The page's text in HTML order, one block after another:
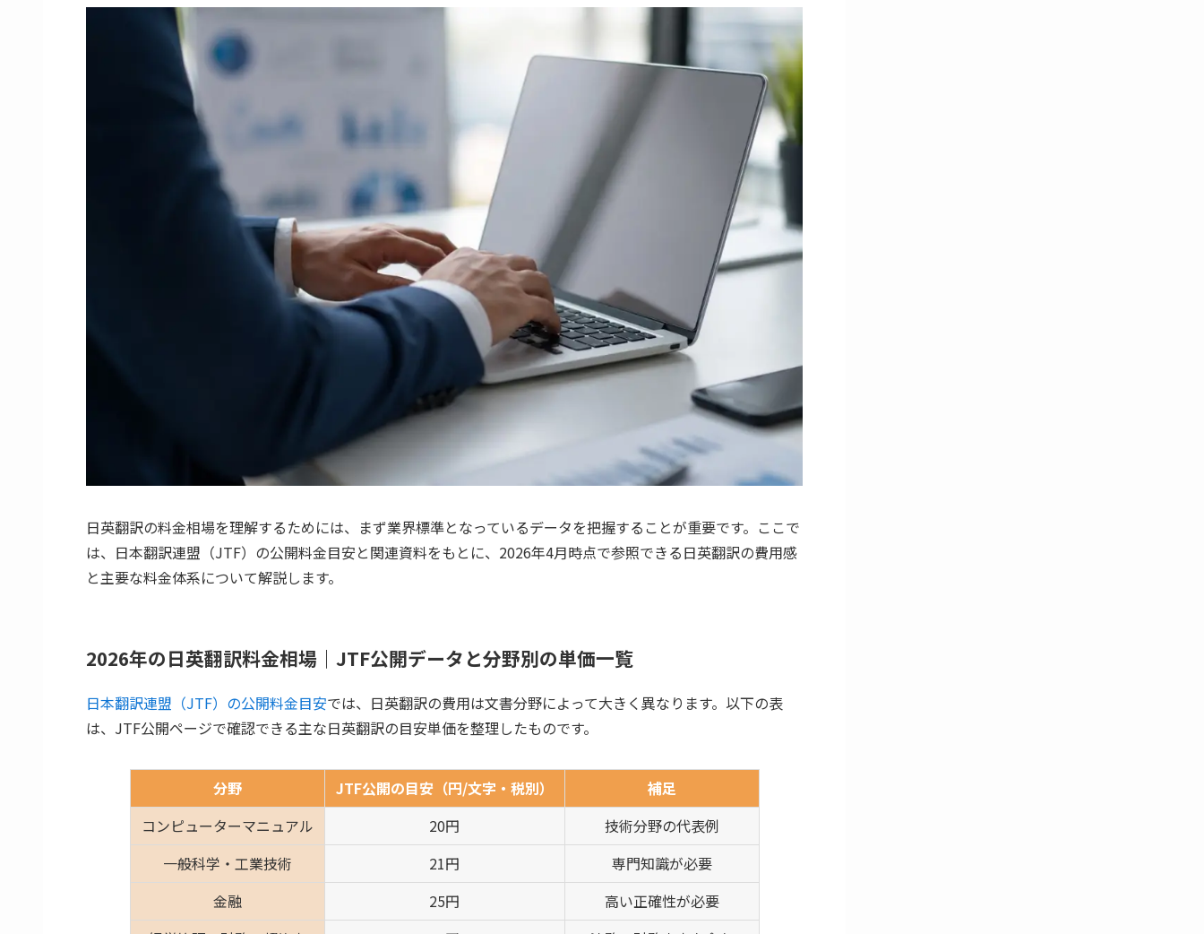
日英翻訳の料金相場を理解するためには、まず業界標準となっているデータを把握することが重要です。ここで
は、日本翻訳連盟（JTF）の公開料金目安と関連資料をもとに、2026年4月時点で参照できる日英翻訳の費用感
と主要な料金体系について解説します。
2026年の日英翻訳料金相場｜JTF公開データと分野別の単価一覧
日本翻訳連盟（JTF）の公開料金目安では、日英翻訳の費用は文書分野によって大きく異なります。以下の表
は、JTF公開ページで確認できる主な日英翻訳の目安単価を整理したものです。
分野 JTF公開の目安（円/文字・税別）
補足
コンピューターマニュアル
20円
技術分野の代表例
一般科学・工業技術
21円
専門知識が必要
金融
25円
高い正確性が必要